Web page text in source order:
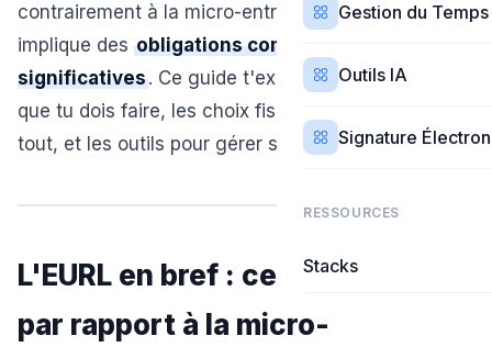
Gestion du Temps
Outils IA
Signature
RESSOURCES
Stacks
contrairement à la micro-entreprise, l'EURL
implique des obligations comptables
significatives. Ce guide t'explique exactement ce
que tu dois faire, les choix fiscaux qui changent
tout, et les outils pour gérer sans te ruiner.
L'EURL en bref : ce qui change
par rapport à la micro-